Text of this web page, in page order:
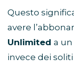
Questo
avere
Unlimited a
invece dei soliti